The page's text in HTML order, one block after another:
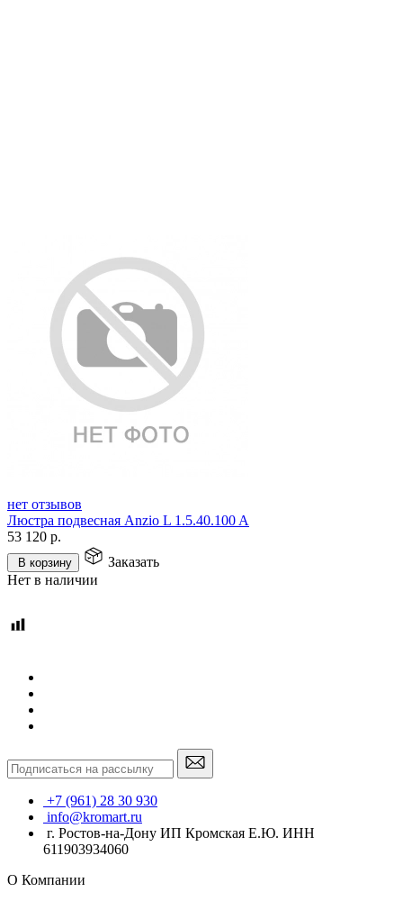
нет отзывов
Люстра подвесная Anzio L 1.5.40.100 A
53 120 р.
В корзину
Заказать
Нет в наличии
+7 (961) 28 30 930
info@kromart.ru
г. Ростов-на-Дону ИП Кромская Е.Ю. ИНН
611903934060
О Компании